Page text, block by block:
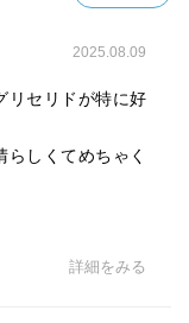
2025.08.09
リセリドが特に好
しくてめちゃく
詳細をみる